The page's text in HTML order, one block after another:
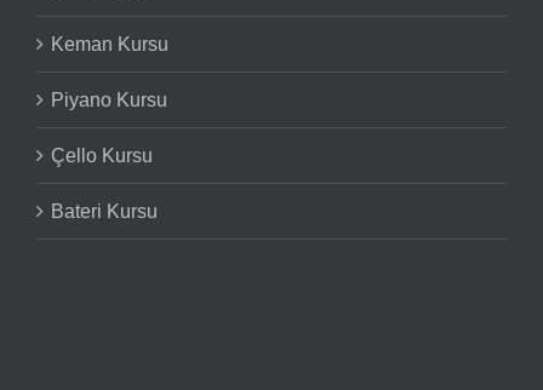
Keman Kursu
Piyano Kursu
Çello Kursu
Bateri Kursu